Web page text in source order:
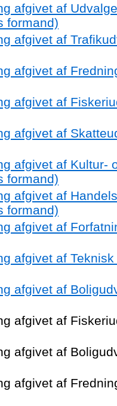
afgivet af
formand)
afgivet af
afgivet af
afgivet af
afgivet af
afgivet af Kultur-
formand)
afgivet af
formand)
afgivet af
afgivet af
afgivet af
afgivet af
afgivet af
afgivet af